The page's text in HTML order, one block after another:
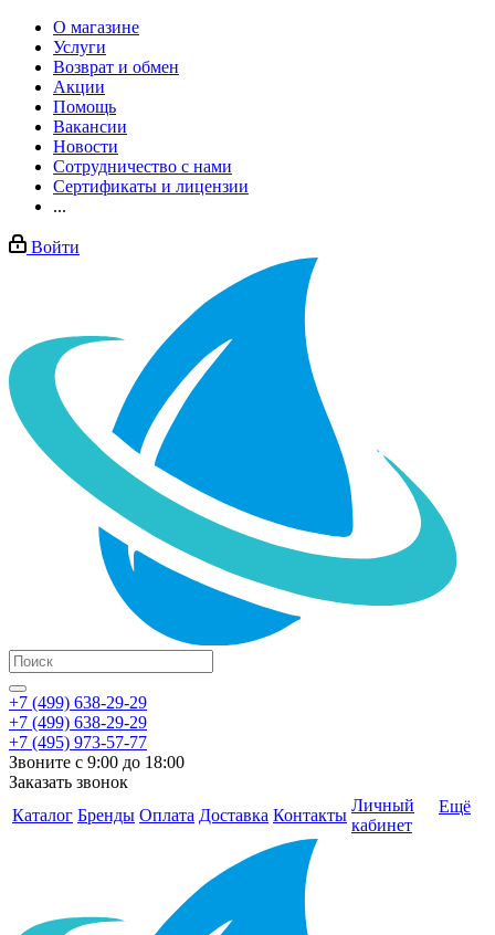
О магазине
Услуги
Возврат и обмен
Акции
Помощь
Вакансии
Новости
Сотрудничество с нами
Сертификаты и лицензии
...
Войти
+7 (499) 638-29-29
+7 (499) 638-29-29
+7 (495) 973-57-77
Звоните с 9:00 до 18:00
Заказать звонок
Каталог Бренды Оплата Доставка Контакты
Личный
кабинет
Ещё